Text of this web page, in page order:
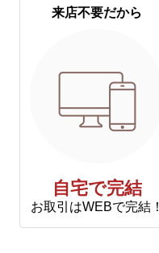
来店不要だから
自宅で完結
お取引はWEBで完結！